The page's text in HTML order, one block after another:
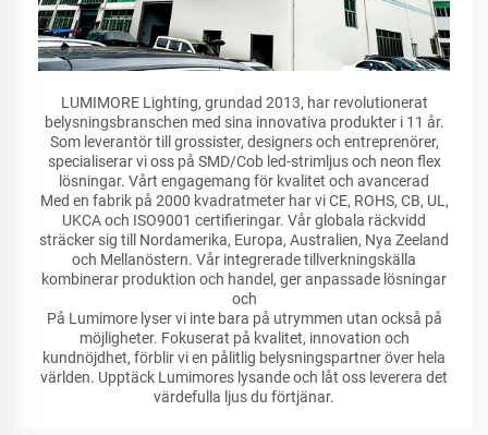
LUMIMORE Lighting, grundad 2013, har revolutionerat
belysningsbranschen med sina innovativa produkter i 11 år.
Som leverantör till grossister, designers och entreprenörer,
specialiserar vi oss på SMD/Cob led-strimljus och neon flex
lösningar. Vårt engagemang för kvalitet och avancerad
Med en fabrik på 2000 kvadratmeter har vi CE, ROHS, CB, UL,
UKCA och ISO9001 certifieringar. Vår globala räckvidd
sträcker sig till Nordamerika, Europa, Australien, Nya Zeeland
och Mellanöstern. Vår integrerade tillverkningskälla
kombinerar produktion och handel, ger anpassade lösningar
och
På Lumimore lyser vi inte bara på utrymmen utan också på
möjligheter. Fokuserat på kvalitet, innovation och
kundnöjdhet, förblir vi en pålitlig belysningspartner över hela
världen. Upptäck Lumimores lysande och låt oss leverera det
värdefulla ljus du förtjänar.